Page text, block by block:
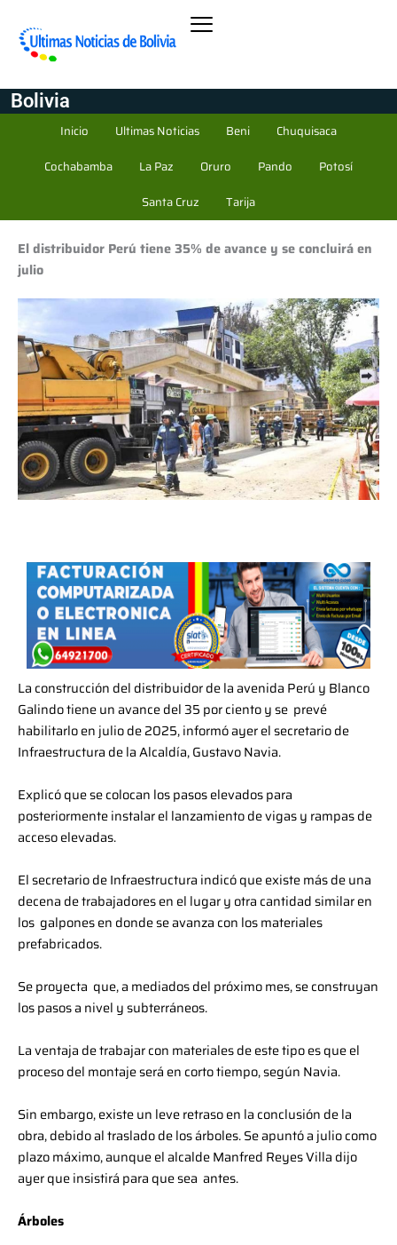
Bolivia
Inicio Ultimas Noticias Beni
Chuquisaca
Cochabamba
La Paz Oruro Pando
Potosí
Santa Cruz
Tarija
El distribuidor Perú tiene 35% de avance y se concluirá en
julio
La construcción del distribuidor de la avenida Perú y Blanco
Galindo tiene un avance del 35 por ciento y se prevé
habilitarlo en julio de 2025, informó ayer el secretario de
Infraestructura de la Alcaldía, Gustavo Navia.
Explicó que se colocan los pasos elevados para
posteriormente instalar el lanzamiento de vigas y rampas de
acceso elevadas.
El secretario de Infraestructura indicó que existe más de una
decena de trabajadores en el lugar y otra cantidad similar en
los galpones en donde se avanza con los materiales
prefabricados.
Se proyecta que, a mediados del próximo mes, se construyan
los pasos a nivel y subterráneos.
La ventaja de trabajar con materiales de este tipo es que el
proceso del montaje será en corto tiempo, según Navia.
Sin embargo, existe un leve retraso en la conclusión de la
obra, debido al traslado de los árboles. Se apuntó a julio como
plazo máximo, aunque el alcalde Manfred Reyes Villa dijo
ayer que insistirá para que sea antes.
Árboles